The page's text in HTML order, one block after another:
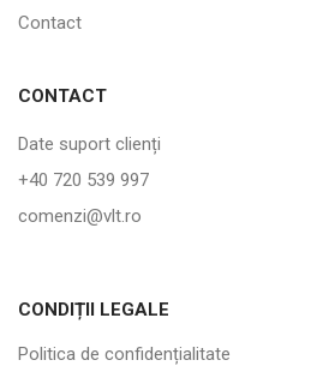
Contact
CONTACT
Date suport clienți
+40 720 539 997
comenzi@vlt.ro
CONDIȚII LEGALE
Politica de confidențialitate